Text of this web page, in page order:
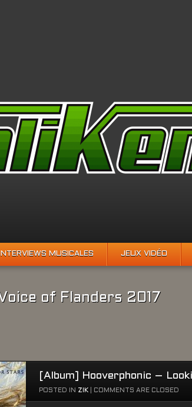
INTERVIEWS MUSICALES JEUX VIDÉO
Voice of Flanders 2017
[Album] Hooverphonic –
POSTED IN ZIK COMMENTS ARE CLOSED